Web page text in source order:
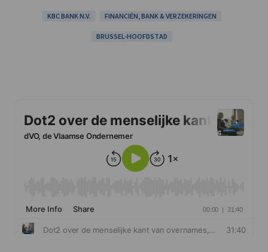
KBC BANK N.V. FINANCIËN, BANK & VERZEKERINGEN
BRUSSEL-HOOFDSTAD